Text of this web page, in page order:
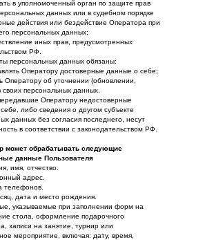
в уполномоченный орган по защите прав
данных или в судебном порядке
действия или бездействие Оператора при
персональных данных;
иных прав, предусмотренных
РФ.
персональных данных обязаны:
Оператору достоверные данные о себе;
об уточнении (обновлении,
персональных данных.
Оператору недостоверные
либо сведения о другом субъекте
данных без согласия последнего, несут
в соответствии с законодательством РФ.
может обрабатывать следующие
данные Пользователя
имя, отчество.
адрес.
телефонов.
дата и место рождения.
указываемые при заполнении форм на
стола, оформление подарочного
записи на занятие, турнир или
мероприятие, включая: дату, время,